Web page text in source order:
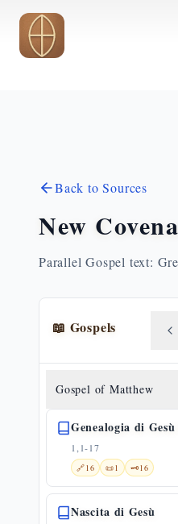
Skip to main content
Back to Sources
New
Parallel Gospel text:
📖 Gospels
Gospel of Matthew
Genealogia di
1,1-17
🔗16 📜1 🗝️16
Nascita di Gesù